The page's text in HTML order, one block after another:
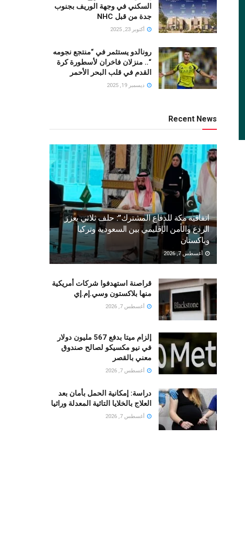
السكني في وجهة الوريف بجنوب
جدة من قبل NHC
أكتوبر 23, 2025
رونالدو يستثمر في “منتجع نجومه
“.. منزلان فاخران لأسطورة كرة
القدم في قلب البحر الأحمر
ديسمبر 19, 2025
Recent News
اتفاقية مكة للدفاع المشترك”: حلف ثلاثي يعزز
الردع والأمن الإقليمي بين السعودية وتركيا
وباكستان
أغسطس 7, 2026
قراصنة استهدفوا شركات أمريكية
منها بلاكستون وسي.إم.إي
أغسطس 7, 2026
إلزام ميتا بدفع 567 مليون دولار
في نيو مكسيكو لصالح صندوق
معني بالقصر
أغسطس 7, 2026
دراسة: إمكانية الحمل بأمان بعد
العلاج بالخلايا التائية المعدلة وراثيا
أغسطس 7, 2026